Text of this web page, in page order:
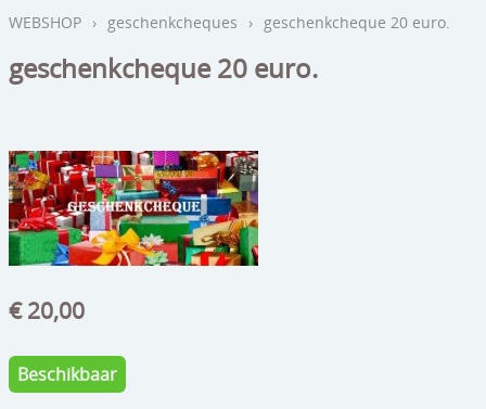
WEBSHOP
OUTLET
beelden
meubels
reclamevoorwerpen/merken
schilderijen
porselein/aardewerk
INFO
CONTACT
WEBSHOP › geschenkcheques › geschenkcheque 20 euro.
geschenkcheque 20 euro.
€ 20,00
Beschikbaar